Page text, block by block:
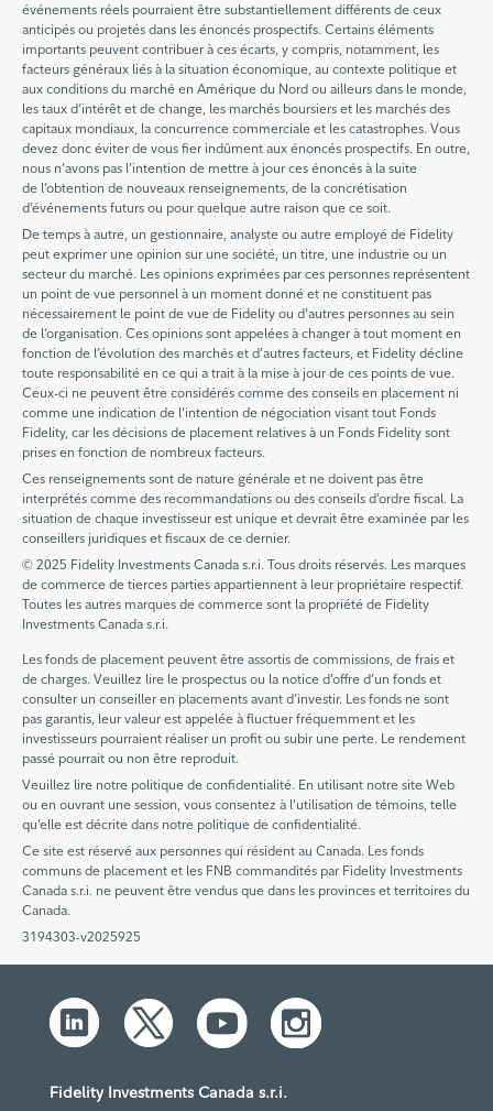
événements réels pourraient être substantiellement différents de ceux
anticipés ou projetés dans les énoncés prospectifs. Certains éléments
importants peuvent contribuer à ces écarts, y compris, notamment, les
facteurs généraux liés à la situation économique, au contexte politique et
aux conditions du marché en Amérique du Nord ou ailleurs dans le monde,
les taux d’intérêt et de change, les marchés boursiers et les marchés des
capitaux mondiaux, la concurrence commerciale et les catastrophes. Vous
devez donc éviter de vous fier indûment aux énoncés prospectifs. En outre,
nous n’avons pas l’intention de mettre à jour ces énoncés à la suite
de l’obtention de nouveaux renseignements, de la concrétisation
d’événements futurs ou pour quelque autre raison que ce soit.
De temps à autre, un gestionnaire, analyste ou autre employé de Fidelity
peut exprimer une opinion sur une société, un titre, une industrie ou un
secteur du marché. Les opinions exprimées par ces personnes représentent
un point de vue personnel à un moment donné et ne constituent pas
nécessairement le point de vue de Fidelity ou d’autres personnes au sein
de l’organisation. Ces opinions sont appelées à changer à tout moment en
fonction de l’évolution des marchés et d’autres facteurs, et Fidelity décline
toute responsabilité en ce qui a trait à la mise à jour de ces points de vue.
Ceux-ci ne peuvent être considérés comme des conseils en placement ni
comme une indication de l’intention de négociation visant tout Fonds
Fidelity, car les décisions de placement relatives à un Fonds Fidelity sont
prises en fonction de nombreux facteurs.
Ces renseignements sont de nature générale et ne doivent pas être
interprétés comme des recommandations ou des conseils d’ordre fiscal. La
situation de chaque investisseur est unique et devrait être examinée par les
conseillers juridiques et fiscaux de ce dernier.
© 2025 Fidelity Investments Canada s.r.i. Tous droits réservés. Les marques
de commerce de tierces parties appartiennent à leur propriétaire respectif.
Toutes les autres marques de commerce sont la propriété de Fidelity
Investments Canada s.r.i.
Les fonds de placement peuvent être assortis de commissions, de frais et
de charges. Veuillez lire le prospectus ou la notice d’offre d’un fonds et
consulter un conseiller en placements avant d’investir. Les fonds ne sont
pas garantis, leur valeur est appelée à fluctuer fréquemment et les
investisseurs pourraient réaliser un profit ou subir une perte. Le rendement
passé pourrait ou non être reproduit.
Veuillez lire notre politique de confidentialité. En utilisant notre site Web
ou en ouvrant une session, vous consentez à l’utilisation de témoins, telle
qu’elle est décrite dans notre politique de confidentialité.
Ce site est réservé aux personnes qui résident au Canada. Les fonds
communs de placement et les FNB commandités par Fidelity Investments
Canada s.r.i. ne peuvent être vendus que dans les provinces et territoires du
Canada.
3194303-v2025925
Fidelity Investments Canada s.r.i.